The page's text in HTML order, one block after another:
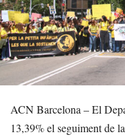
ACN Barcelona – El
13,39% el seguiment de